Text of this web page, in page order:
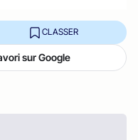
CLASSER
sur Google